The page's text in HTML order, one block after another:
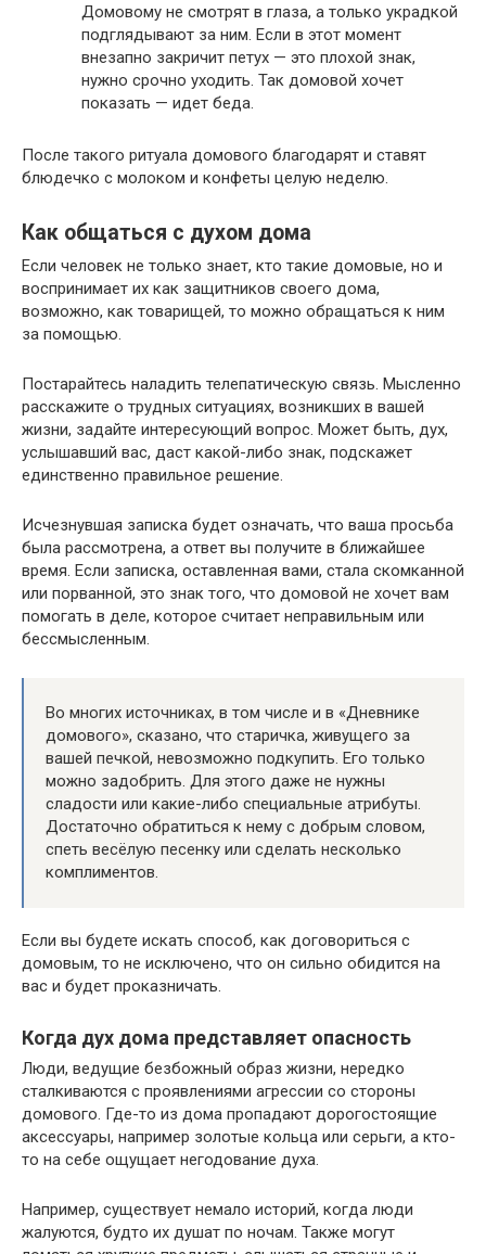
Домовому не смотрят в глаза, а только украдкой
подглядывают за ним. Если в этот момент
внезапно закричит петух — это плохой знак,
нужно срочно уходить. Так домовой хочет
показать — идет беда.
После такого ритуала домового благодарят и ставят
блюдечко с молоком и конфеты целую неделю.
Как общаться с духом дома
Если человек не только знает, кто такие домовые, но и
воспринимает их как защитников своего дома,
возможно, как товарищей, то можно обращаться к ним
за помощью.
Постарайтесь наладить телепатическую связь. Мысленно
расскажите о трудных ситуациях, возникших в вашей
жизни, задайте интересующий вопрос. Может быть, дух,
услышавший вас, даст какой-либо знак, подскажет
единственно правильное решение.
Исчезнувшая записка будет означать, что ваша просьба
была рассмотрена, а ответ вы получите в ближайшее
время. Если записка, оставленная вами, стала скомканной
или порванной, это знак того, что домовой не хочет вам
помогать в деле, которое считает неправильным или
бессмысленным.
Во многих источниках, в том числе и в «Дневнике
домового», сказано, что старичка, живущего за
вашей печкой, невозможно подкупить. Его только
можно задобрить. Для этого даже не нужны
сладости или какие-либо специальные атрибуты.
Достаточно обратиться к нему с добрым словом,
спеть весёлую песенку или сделать несколько
комплиментов.
Если вы будете искать способ, как договориться с
домовым, то не исключено, что он сильно обидится на
вас и будет проказничать.
Когда дух дома представляет опасность
Люди, ведущие безбожный образ жизни, нередко
сталкиваются с проявлениями агрессии со стороны
домового. Где-то из дома пропадают дорогостоящие
аксессуары, например золотые кольца или серьги, а кто-
то на себе ощущает негодование духа.
Например, существует немало историй, когда люди
жалуются, будто их душат по ночам. Также могут